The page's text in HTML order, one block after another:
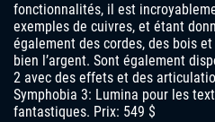
fonctionnalités, il est
exemples de cuivres, et étant
également des cordes, des bois
bien l’argent. Sont également
2 avec des effets et des
Symphobia 3: Lumina pour les
fantastiques. Prix: 549 $